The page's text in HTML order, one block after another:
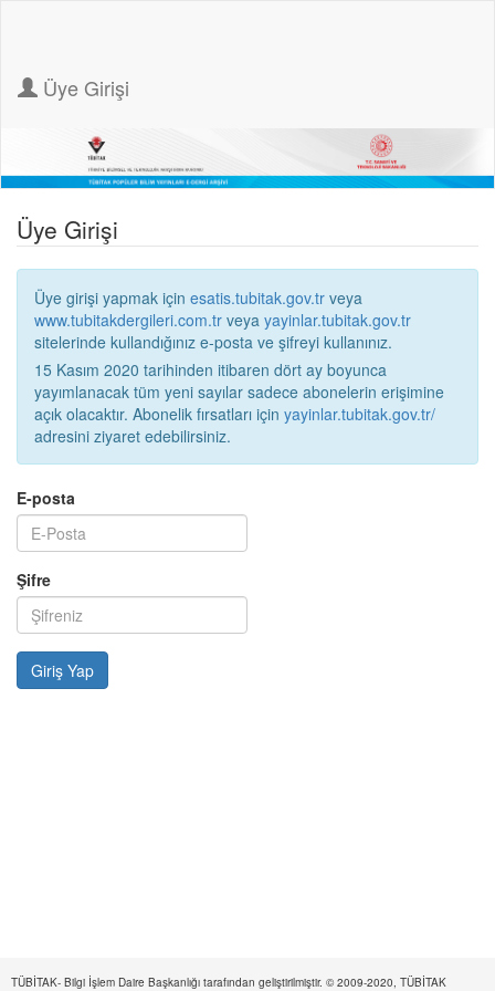
Üye Girişi
Üye Girişi
Üye girişi yapmak için esatis.tubitak.gov.tr veya
www.tubitakdergileri.com.tr veya yayinlar.tubitak.gov.tr
sitelerinde kullandığınız e-posta ve şifreyi kullanınız.
15 Kasım 2020 tarihinden itibaren dört ay boyunca
yayımlanacak tüm yeni sayılar sadece abonelerin erişimine
açık olacaktır. Abonelik fırsatları için yayinlar.tubitak.gov.tr/
adresini ziyaret edebilirsiniz.
E-posta
Şifre
TÜBİTAK- Bilgi İşlem Daire Başkanlığı tarafından geliştirilmiştir. © 2009-2020, TÜBİTAK